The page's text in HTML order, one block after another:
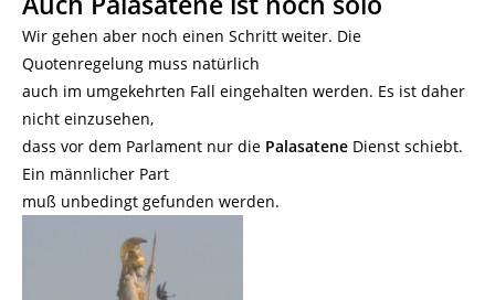
Wir gehen aber noch einen Schritt weiter. Die
Quotenregelung muss natürlich
auch im umgekehrten Fall eingehalten werden. Es ist daher
nicht einzusehen,
dass vor dem Parlament nur die Palasatene Dienst schiebt.
Ein männlicher Part
muß unbedingt gefunden werden.